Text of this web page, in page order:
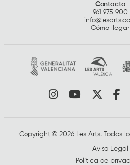
Contacto
961 975 900
Cómo llegar
Link aLink aLink
Copyright © 2026 Les Arts. Todos
Aviso Legal
Política de